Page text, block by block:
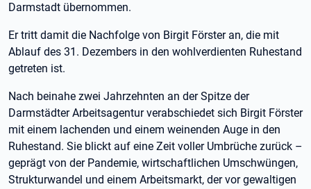
Darmstadt übernommen.
Er tritt damit die Nachfolge von Birgit Förster an, die mit
Ablauf des 31. Dezembers in den wohlverdienten Ruhestand
getreten ist.
Nach beinahe zwei Jahrzehnten an der Spitze der
Darmstädter Arbeitsagentur verabschiedet sich Birgit Förster
mit einem lachenden und einem weinenden Auge in den
Ruhestand. Sie blickt auf eine Zeit voller Umbrüche zurück –
geprägt von der Pandemie, wirtschaftlichen Umschwüngen,
Strukturwandel und einem Arbeitsmarkt, der vor gewaltigen